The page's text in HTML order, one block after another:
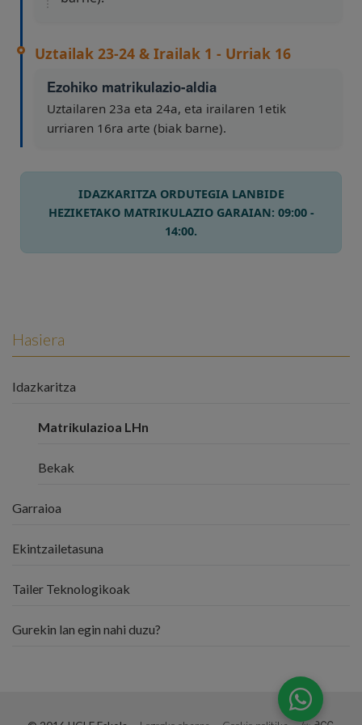
Uztailak 23-24 & Irailak 1 - Urriak 16
Ezohiko matrikulazio-aldia
Uztailaren 23a eta 24a, eta irailaren 1etik
urriaren 16ra arte (biak barne).
IDAZKARITZA ORDUTEGIA LANBIDE
HEZIKETAKO MATRIKULAZIO GARAIAN: 09:00 -
14:00.
Hasiera
Idazkaritza
Matrikulazioa LHn
Bekak
Garraioa
Ekintzailetasuna
Tailer Teknologikoak
Gurekin lan egin nahi duzu?